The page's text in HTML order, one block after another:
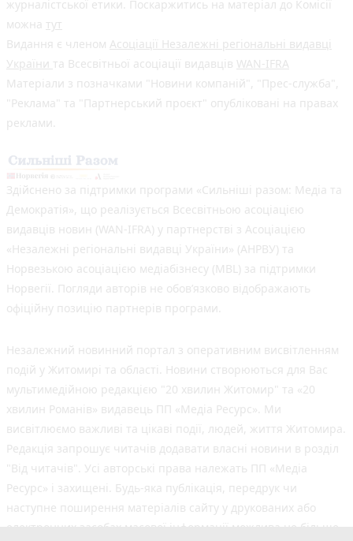
журналістської етики. Поскаржитись на матеріал до Комісії
можна тут
Видання є членом Асоціації Незалежні регіональні видавці
України та Всесвітньої асоціації видавців WAN-IFRA
Матеріали з позначками "Новини компаній", "Прес-служба",
"Реклама" та "Партнерський проєкт" опубліковані на правах
реклами.
Здійснено за підтримки програми «Сильніші разом: Медіа та
Демократія», що реалізується Всесвітньою асоціацією
видавців новин (WAN-IFRA) у партнерстві з Асоціацією
«Незалежні регіональні видавці України» (АНРВУ) та
Норвезькою асоціацією медіабізнесу (MBL) за підтримки
Норвегії. Погляди авторів не обов’язково відображають
офіційну позицію партнерів програми.
Незалежний новинний портал з оперативним висвітленням
подій у Житомирі та області. Новини створюються для Вас
мультимедійною редакцією "20 хвилин Житомир" та «20
хвилин Романів» видавець ПП «Медіа Ресурс». Ми
висвітлюємо важливі та цікаві події, людей, життя Житомира.
Редакція запрошує читачів додавати власні новини в розділ
"Від читачів". Усі авторські права належать ПП «Медіа
Ресурс» і захищені. Будь-яка публiкацiя, передрук чи
наступне поширення матеріалів сайту у друкованих або
електронних засобах масової інформації можлива не більше